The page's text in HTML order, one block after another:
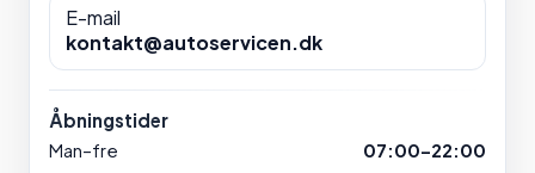
E-mail
kontakt@autoservicen.dk
Åbningstider
Man–fre
07:00–22:00